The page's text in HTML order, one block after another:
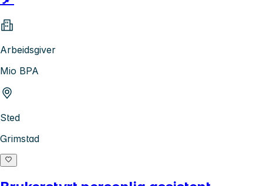
Arbeidsgiver
Mio BPA
Sted
Grimstad